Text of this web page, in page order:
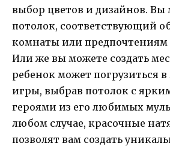
выбор цветов и дизайнов. Вы
потолок, соответствующий
комнаты или предпочтениям
Или же вы можете создать
ребенок может погрузиться
игры, выбрав потолок с
героями из его любимых
любом случае, красочные
позволят вам создать